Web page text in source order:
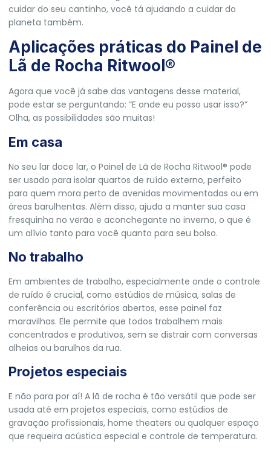
cuidar do seu cantinho, você tá ajudando a cuidar do
planeta também.
Aplicações práticas do Painel de
Lã de Rocha Ritwool®
Agora que você já sabe das vantagens desse material,
pode estar se perguntando: “E onde eu posso usar isso?”
Olha, as possibilidades são muitas!
Em casa
No seu lar doce lar, o Painel de Lã de Rocha Ritwool® pode
ser usado para isolar quartos de ruído externo, perfeito
para quem mora perto de avenidas movimentadas ou em
áreas barulhentas. Além disso, ajuda a manter sua casa
fresquinha no verão e aconchegante no inverno, o que é
um alívio tanto para você quanto para seu bolso.
No trabalho
Em ambientes de trabalho, especialmente onde o controle
de ruído é crucial, como estúdios de música, salas de
conferência ou escritórios abertos, esse painel faz
maravilhas. Ele permite que todos trabalhem mais
concentrados e produtivos, sem se distrair com conversas
alheias ou barulhos da rua.
Projetos especiais
E não para por aí! A lã de rocha é tão versátil que pode ser
usada até em projetos especiais, como estúdios de
gravação profissionais, home theaters ou qualquer espaço
que requeira acústica especial e controle de temperatura.